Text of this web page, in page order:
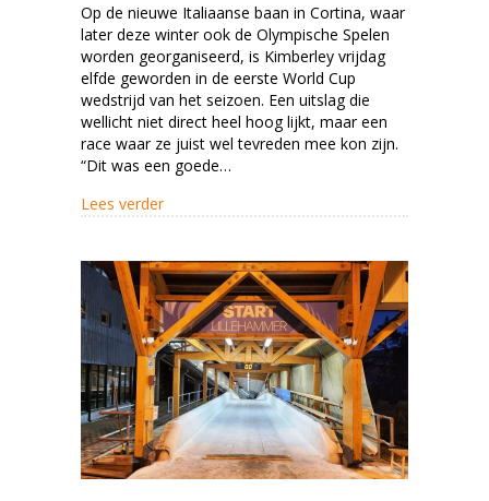
over
eerste
wedstrijd
op
olympische
baan
Op de nieuwe Italiaanse baan in Cortina, waar
later deze winter ook de Olympische Spelen
worden georganiseerd, is Kimberley vrijdag
elfde geworden in de eerste World Cup
wedstrijd van het seizoen. Een uitslag die
wellicht niet direct heel hoog lijkt, maar een
race waar ze juist wel tevreden mee kon zijn.
“Dit was een goede…
Lees verderabout Tevreden over eerste wedstrijd op